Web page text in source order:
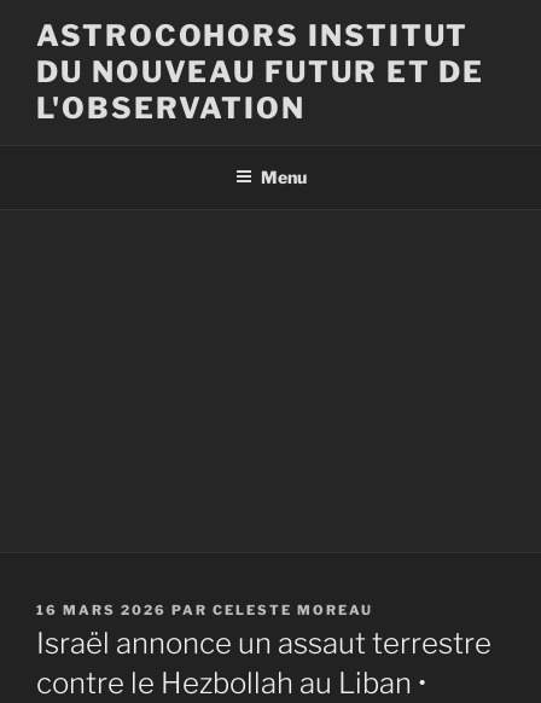
contenu
principal
ASTROCOHORS INSTITUT
DU NOUVEAU FUTUR ET DE
L'OBSERVATION
Menu
PUBLIÉ
LE
16 MARS 2026 PAR CELESTE MOREAU
Israël annonce un assaut terrestre
contre le Hezbollah au Liban •